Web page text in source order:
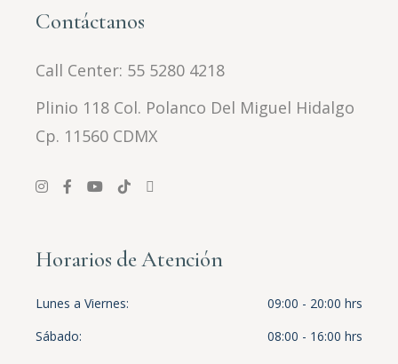
Contáctanos
Call Center: 55 5280 4218
Plinio 118 Col. Polanco Del Miguel Hidalgo
Cp. 11560 CDMX
Horarios de Atención
Lunes a Viernes
09:00 - 20:00 hrs
Sábado
08:00 - 16:00 hrs